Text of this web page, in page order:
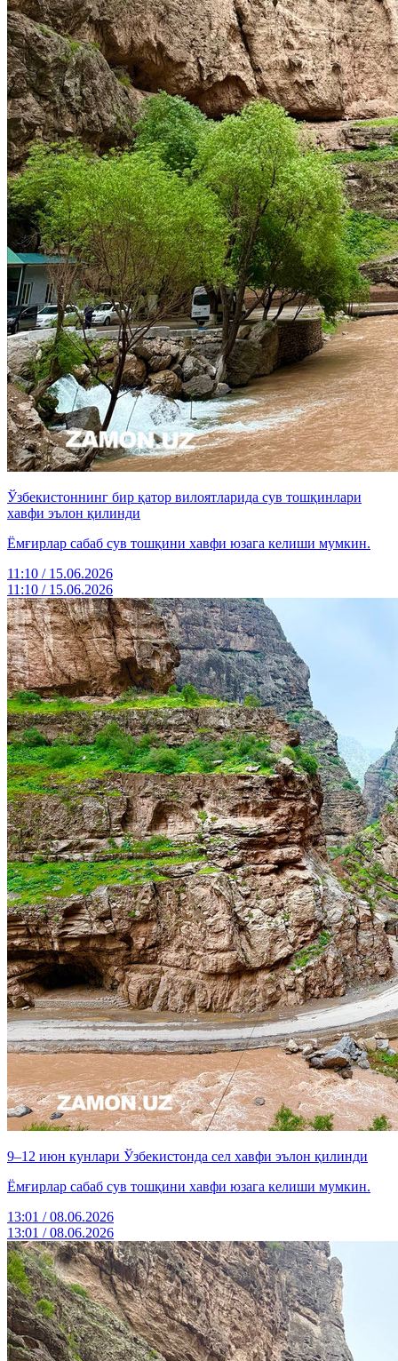
Ўзбекистоннинг бир қатор вилоятларида сув тошқинлари
хавфи эълон қилинди
Ёмғирлар сабаб сув тошқини хавфи юзага келиши мумкин.
11:10 / 15.06.2026
11:10 / 15.06.2026
9–12 июн кунлари Ўзбекистонда сел хавфи эълон қилинди
Ёмғирлар сабаб сув тошқини хавфи юзага келиши мумкин.
13:01 / 08.06.2026
13:01 / 08.06.2026